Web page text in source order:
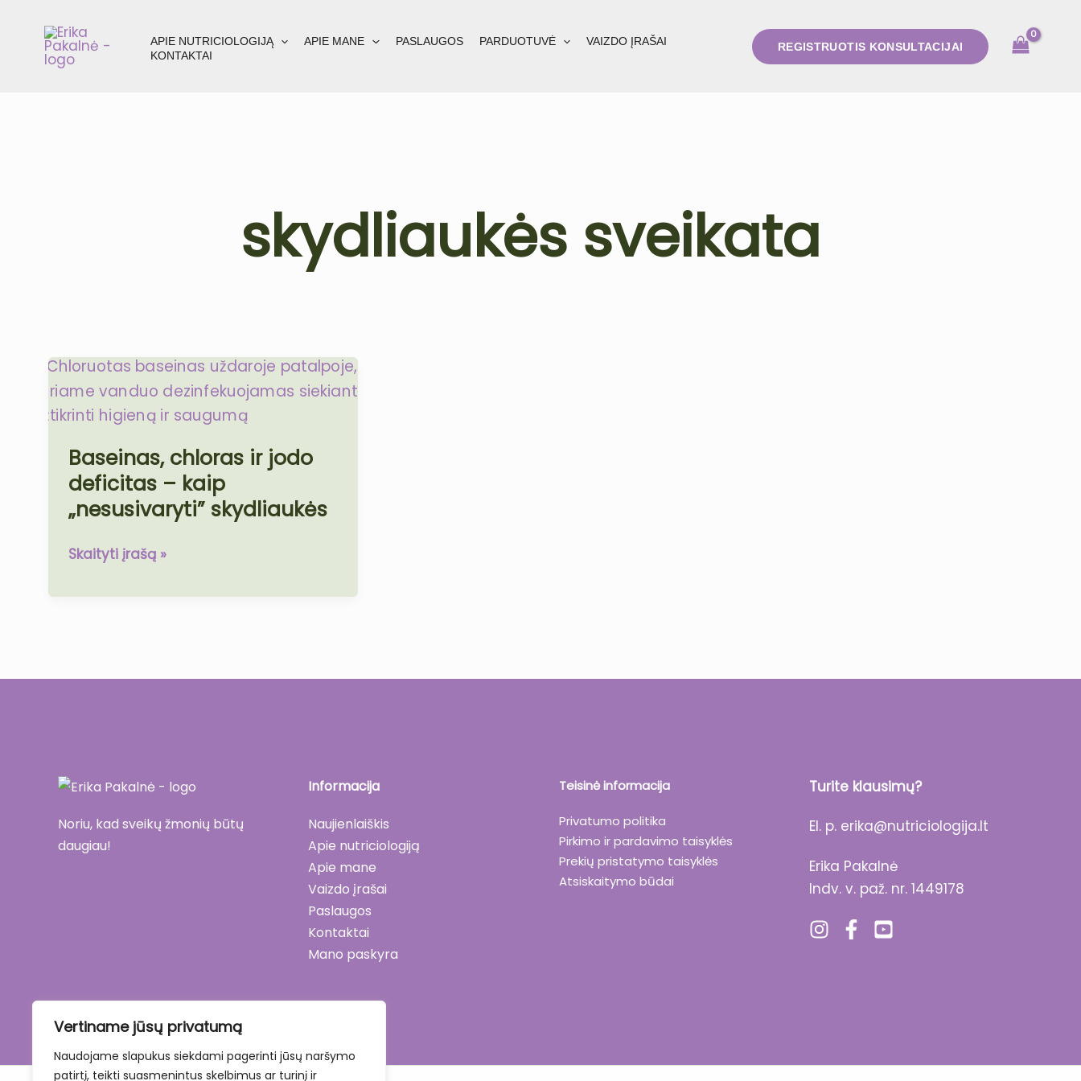
Vertiname jūsų privatumą
Naudojame slapukus siekdami pagerinti jūsų naršymo
patirtį, teikti suasmenintus skelbimus ar turinį ir
APIE NUTRICIOLOGIJĄ APIE MANE PASLAUGOS PARDUOTUVĖ
VAIZDO ĮRAŠAI
KONTAKTAI
REGISTRUOTIS KONSULTACIJAI
skydliaukės sveikata
Baseinas, chloras ir jodo
deficitas – kaip
„nesusivaryti” skydliaukės
Baseinas,
chloras
ir
deficitas
–
kaip
„nesusivaryti”
skydliaukės
Skaityti įrašą »
Noriu, kad sveikų žmonių būtų
daugiau!
Informacija
Naujienlaiškis
Apie nutriciologiją
Apie mane
Vaizdo įrašai
Paslaugos
Kontaktai
Mano paskyra
Teisinė informacija
Privatumo politika
Pirkimo ir pardavimo taisyklės
Prekių pristatymo taisyklės
Atsiskaitymo būdai
Turite klausimų?
El. p. erika@nutriciologija.lt
Erika Pakalnė
Indv. v. paž. nr. 1449178